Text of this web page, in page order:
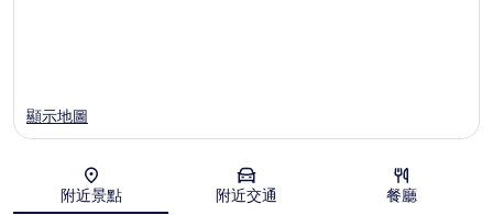
地圖
顯示地圖
附近景點 附近交通 餐廳